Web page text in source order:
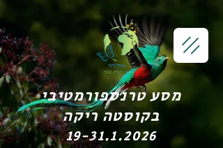
מסע טרנספורמטיבי
בקוסטה ריקה
19-31.1.2026